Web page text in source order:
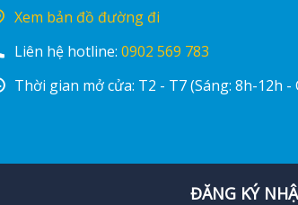
Xem bản đồ đường đi
Liên hệ hotline: 0902 569 783
Thời gian mở cửa: T2 - T7 (Sáng: 8h-12h -
ĐĂNG KÝ